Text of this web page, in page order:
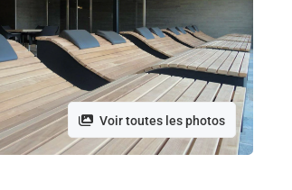
Voir toutes les photos